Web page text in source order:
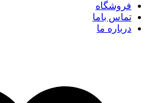
فروشگاه
تماس باما
درباره ما